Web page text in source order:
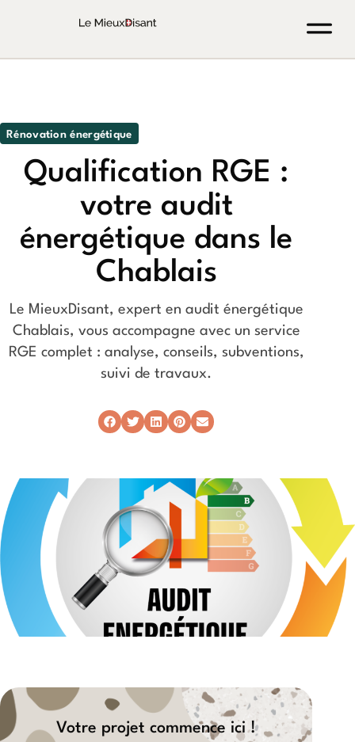
Rénovation énergétique
Qualification RGE :
votre audit
énergétique dans le
Chablais
Le MieuxDisant, expert en audit énergétique
Chablais, vous accompagne avec un service
RGE complet : analyse, conseils, subventions,
suivi de travaux.
Votre projet commence ici !